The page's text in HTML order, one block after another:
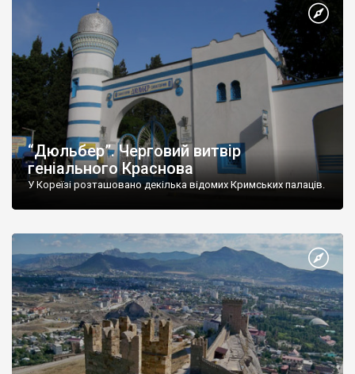
“Дюльбер”. Черговий витвір
геніального Краснова
У Кореїзі розташовано декілька відомих Кримських палаців.